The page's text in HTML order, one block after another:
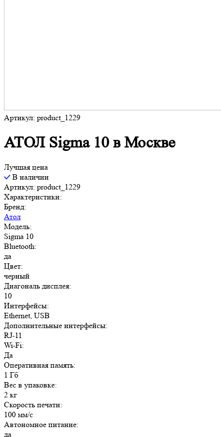
Артикул: product_1229
АТОЛ Sigma 10 в Москве
Лучшая цена
В наличии
Артикул: product_1229
Характеристики:
Бренд:
Атол
Модель:
Sigma 10
Bluetooth:
да
Цвет:
черный
Диагональ дисплея:
10
Интерфейсы:
Ethernet, USB
Дополнительные интерфейсы:
RJ-11
Wi-Fi:
Да
Оперативная память:
1 Гб
Вес в упаковке:
2 кг
Скорость печати:
100 мм/с
Автономное питание:
да